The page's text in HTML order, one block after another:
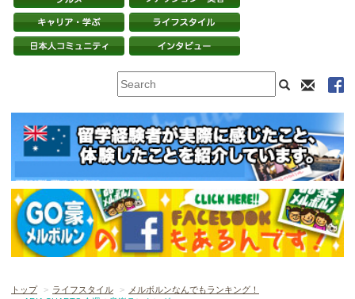
トップ ライフスタイル
メルボルンなんでもランキング！